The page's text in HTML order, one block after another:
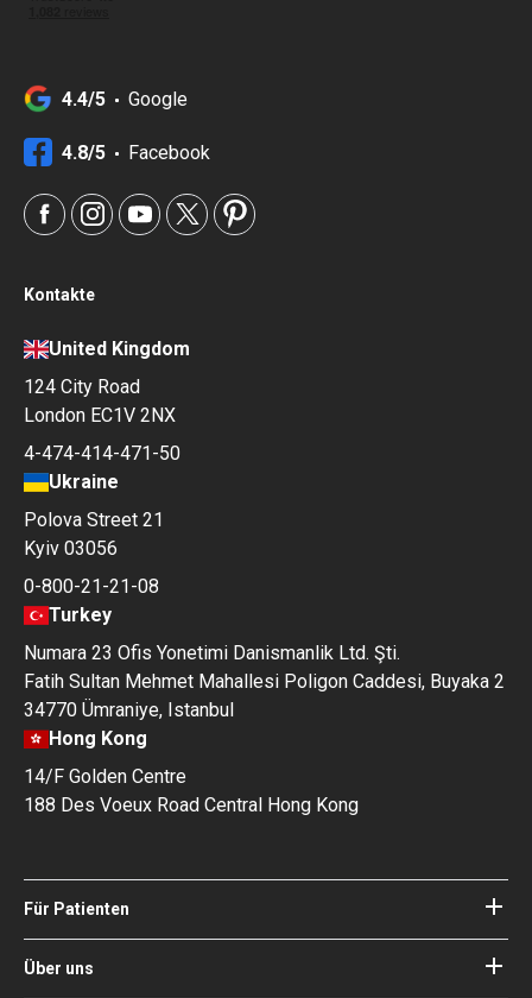
4.4/5 Google
4.8/5 Facebook
Kontakte
United Kingdom
124 City Road
London EC1V 2NX
4-474-414-471-50
Ukraine
Polova Street 21
Kyiv 03056
0-800-21-21-08
Turkey
Numara 23 Ofis Yonetimi Danismanlik Ltd. Şti.
Fatih Sultan Mehmet Mahallesi Poligon Caddesi, Buyaka 2
34770 Ümraniye, Istanbul
Hong Kong
14/F Golden Centre
188 Des Voeux Road Central Hong Kong
Für Patienten
Kliniken
Ärzte
Über uns